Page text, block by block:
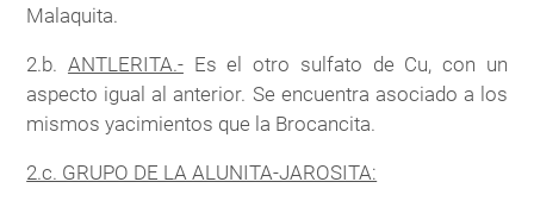
Malaquita.
2.b. ANTLERITA.-Es el otro sulfato de Cu, con un
aspecto igual al anterior. Se encuentra asociado a los
mismos yacimientos que la Brocancita.
2.c. GRUPO DE LA ALUNITA-JAROSITA: